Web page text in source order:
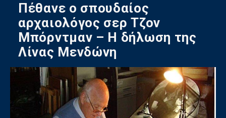
Πέθανε ο σπουδαίος
αρχαιολόγος σερ Τζον
Μπόρντμαν – Η δήλωση της
Λίνας Μενδώνη